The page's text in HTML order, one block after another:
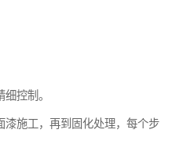
控制。
漆施工，再到固化处理，每个步